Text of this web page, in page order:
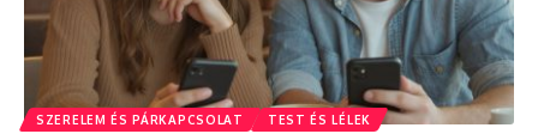
SZERELEM ÉS PÁRKAPCSOLAT TEST ÉS LÉLEK